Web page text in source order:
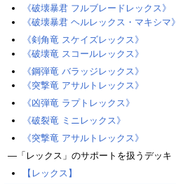
《破壊暴君 フルブレードレックス》
《破壊暴君 ヘルレックス・マキシマ》
《剣角竜 スケイズレックス》
《破壊竜 スコールレックス》
《鋼弾竜 バラッジレックス》
《突撃竜 アサルトレックス》
《凶弾竜 ラプトレックス》
《破裂竜 ミニレックス》
《突撃竜 アサルトレックス》
―「レックス」のサポートを扱うデッキ
【レックス】